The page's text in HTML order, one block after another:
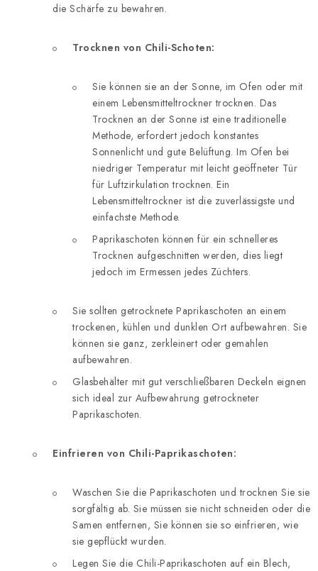
die Schärfe zu bewahren.
Trocknen von Chili-Schoten:
Sie können sie an der Sonne, im Ofen oder mit
einem Lebensmitteltrockner trocknen. Das
Trocknen an der Sonne ist eine traditionelle
Methode, erfordert jedoch konstantes
Sonnenlicht und gute Belüftung. Im Ofen bei
niedriger Temperatur mit leicht geöffneter Tür
für Luftzirkulation trocknen. Ein
Lebensmitteltrockner ist die zuverlässigste und
einfachste Methode.
Paprikaschoten können für ein schnelleres
Trocknen aufgeschnitten werden, dies liegt
jedoch im Ermessen jedes Züchters.
Sie sollten getrocknete Paprikaschoten an einem
trockenen, kühlen und dunklen Ort aufbewahren. Sie
können sie ganz, zerkleinert oder gemahlen
aufbewahren.
Glasbehälter mit gut verschließbaren Deckeln eignen
sich ideal zur Aufbewahrung getrockneter
Paprikaschoten.
Einfrieren von Chili-Paprikaschoten:
Waschen Sie die Paprikaschoten und trocknen Sie sie
sorgfältig ab. Sie müssen sie nicht schneiden oder die
Samen entfernen, Sie können sie so einfrieren, wie
sie gepflückt wurden.
Legen Sie die Chili-Paprikaschoten auf ein Blech,